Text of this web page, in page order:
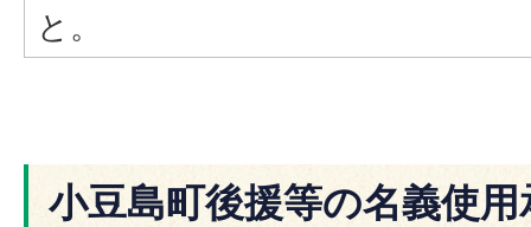
と。
小豆島町後援等の名義使